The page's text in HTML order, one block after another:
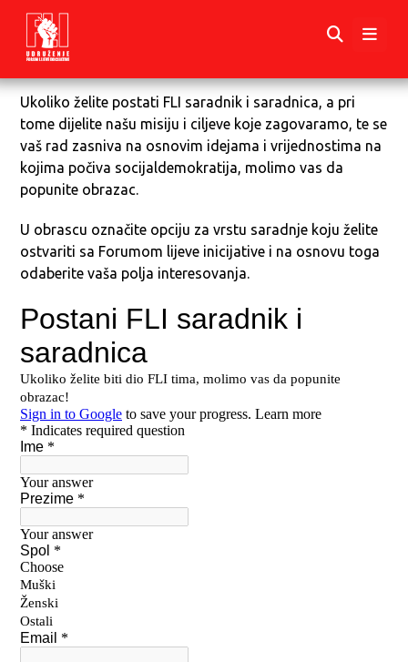
Ukoliko želite postati FLI saradnik i saradnica, a pri
tome dijelite našu misiju i ciljeve koje zagovaramo, te se
vaš rad zasniva na osnovim idejama i vrijednostima na
kojima počiva socijaldemokratija, molimo vas da
popunite obrazac.
U obrascu označite opciju za vrstu saradnje koju želite
ostvariti sa Forumom lijeve inicijative i na osnovu toga
odaberite vaša polja interesovanja.